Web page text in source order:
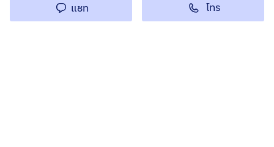
แชท โทร